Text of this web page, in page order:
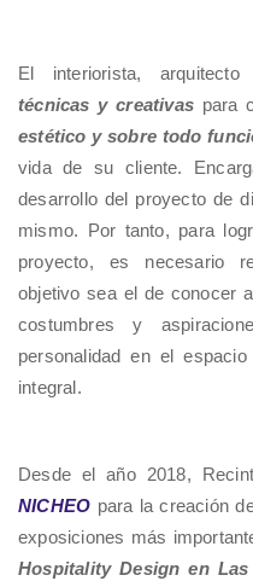
El interiorista,
técnicas y creativas para
estético y sobre todo
vida de su cliente.
desarrollo del proyecto de
mismo. Por tanto, para
proyecto, es necesario
objetivo sea el de conocer
costumbres y
personalidad en el
integral.
Desde el año 2018,
NICHEO para la creación
exposiciones más
Hospitality Design en Las